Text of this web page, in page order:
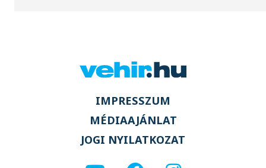
IMPRESSZUM
MÉDIAAJÁNLAT
JOGI NYILATKOZAT